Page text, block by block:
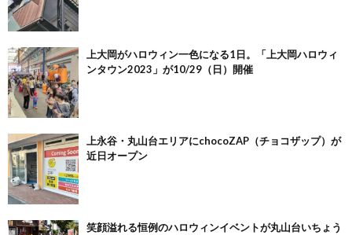
上大岡がハロウィン一色になる1日。「上大岡ハロウィ
ンタウン2023」が10/29（日）開催
上永谷・丸山台エリアにchocoZAP（チョコザップ）が
近日オープン
笑顔溢れる恒例のハロウィンイベントが丸山台いちょう